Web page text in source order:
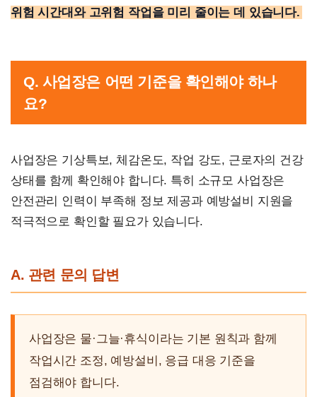
위험 시간대와 고위험 작업을 미리 줄이는 데 있습니다.
Q. 사업장은 어떤 기준을 확인해야 하나
요?
사업장은 기상특보, 체감온도, 작업 강도, 근로자의 건강
상태를 함께 확인해야 합니다. 특히 소규모 사업장은
안전관리 인력이 부족해 정보 제공과 예방설비 지원을
적극적으로 확인할 필요가 있습니다.
A. 관련 문의 답변
사업장은 물·그늘·휴식이라는 기본 원칙과 함께
작업시간 조정, 예방설비, 응급 대응 기준을
점검해야 합니다.